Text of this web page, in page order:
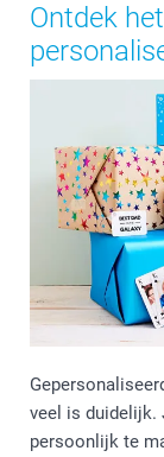
Ontdek
veel is duidelijk.
persoonlijk te